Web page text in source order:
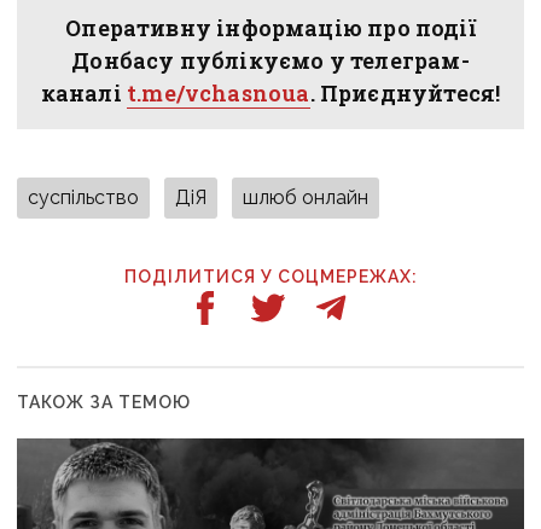
Оперативну інформацію про події
Донбасу публікуємо у телеграм-
каналі t.me/vchasnoua. Приєднуйтеся!
суспільство ДіЯ шлюб онлайн
ПОДІЛИТИСЯ У СОЦМЕРЕЖАХ:
ТАКОЖ ЗА ТЕМОЮ